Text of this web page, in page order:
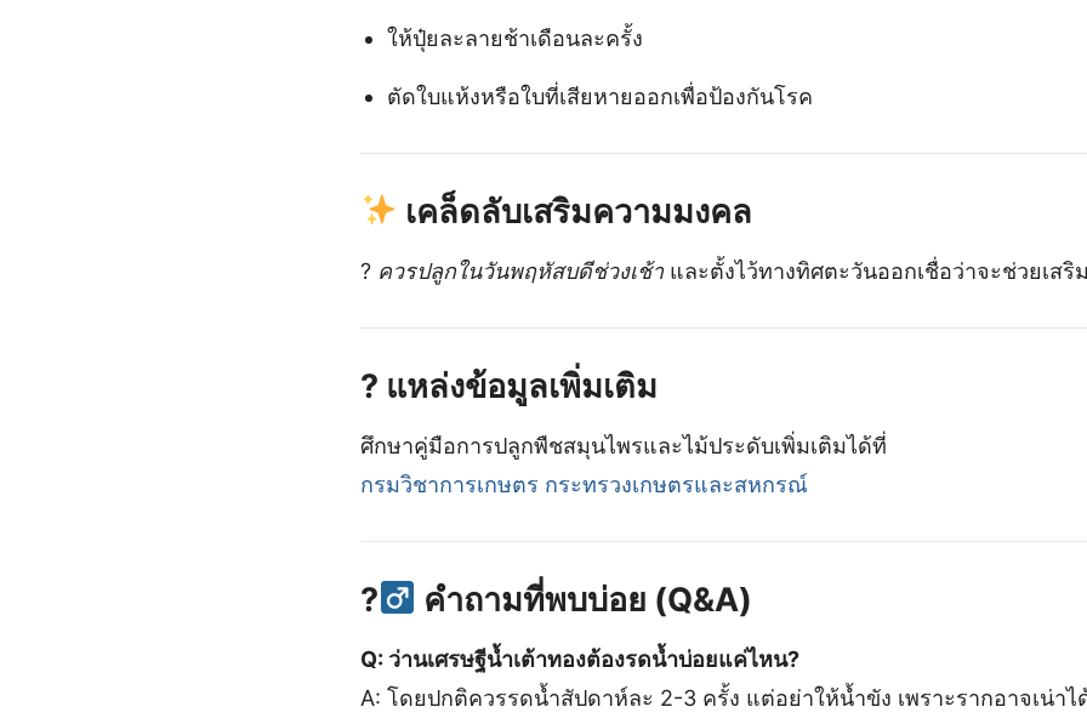
ให้ปุ๋ยละลายช้าเดือนละครั้ง
ตัดใบแห้งหรือใบที่เสียหายออกเพื่อป้องกันโรค
เคล็ดลับเสริมความมงคล
? ควรปลูกในวันพฤหัสบดีช่วงเช้าและตั้งไว้ทางทิศตะวันออกเชื่อว่าจะช่วยเสริ
? แหล่งข้อมูลเพิ่มเติม
ศึกษาคู่มือการปลูกพืชสมุนไพรและไม้ประดับเพิ่มเติมได้ที่
กรมวิชาการเกษตร กระทรวงเกษตรและสหกรณ์
?‍ คำถามที่พบบ่อย (Q&A)
Q: ว่านเศรษฐีน้ำเต้าทองต้องรดน้ำบ่อยแค่ไหน?
A: โดยปกติควรรดน้ำสัปดาห์ละ 2-3 ครั้ง แต่อย่าให้น้ำขัง เพราะรากอาจเน่าไ